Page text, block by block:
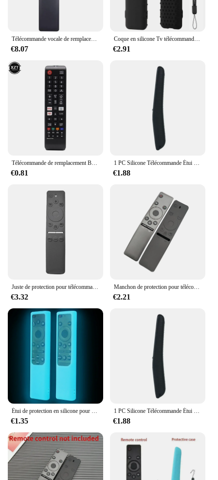
Télécommande vocale de remplacement BN59-01329A BN59-01330A pour Samsung TV LED QLED UHD SUHD HDR LCD HDTV 4K 8K 3D Smart TV incurvé
€8.07
Coque en silicone Tv télécommande protecteur housse pour SAMSUNG BN59-01432A/01432B/01432D/01432J/01436B/TM2360E/TM2360F/01392B
€2.91
€0.81 €1.88
€3.32
Manchon de protection pour télécommande, pour Samsung TV BN59, housse en Silicone Anti-chute, Anti-poussière, étanche
€2.21
€1.35 €1.88